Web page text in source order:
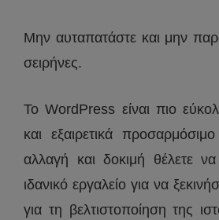
Μην αυταπατάστε και μην
σειρήνες.
Το WordPress είναι πιο
και εξαιρετικά
αλλαγή και δοκιμή θέλετε
ιδανικό εργαλείο για να
για τη βελτιστοποίηση της